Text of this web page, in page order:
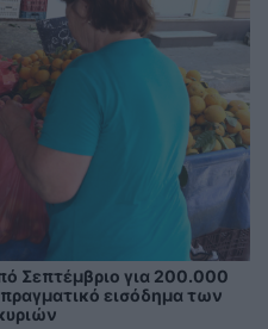
Σεπτέμβριο για 200.000
εισόδημα των